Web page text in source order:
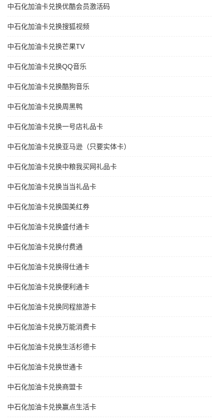
中石化加油卡兑换优酷会员激活码
中石化加油卡兑换搜狐视频
中石化加油卡兑换芒果TV
中石化加油卡兑换QQ音乐
中石化加油卡兑换酷狗音乐
中石化加油卡兑换周黑鸭
中石化加油卡兑换一号店礼品卡
中石化加油卡兑换亚马逊（只要实体卡）
中石化加油卡兑换中粮我买网礼品卡
中石化加油卡兑换当当礼品卡
中石化加油卡兑换国美红券
中石化加油卡兑换盛付通卡
中石化加油卡兑换付费通
中石化加油卡兑换得仕通卡
中石化加油卡兑换便利通卡
中石化加油卡兑换同程旅游卡
中石化加油卡兑换万能消费卡
中石化加油卡兑换生活杉德卡
中石化加油卡兑换世通卡
中石化加油卡兑换商盟卡
中石化加油卡兑换赢点生活卡